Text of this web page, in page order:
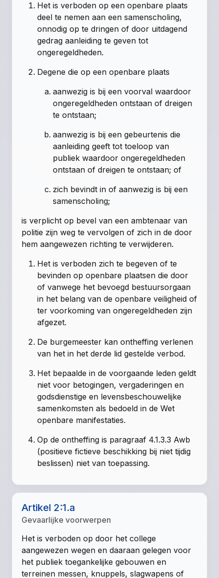
Het is verboden op een openbare plaats
deel te nemen aan een samenscholing,
onnodig op te dringen of door uitdagend
gedrag aanleiding te geven tot
ongeregeldheden.
Degene die op een openbare plaats
aanwezig is bij een voorval waardoor
ongeregeldheden ontstaan of dreigen
te ontstaan;
aanwezig is bij een gebeurtenis die
aanleiding geeft tot toeloop van
publiek waardoor ongeregeldheden
ontstaan of dreigen te ontstaan; of
zich bevindt in of aanwezig is bij een
samenscholing;
is verplicht op bevel van een ambtenaar van
politie zijn weg te vervolgen of zich in de door
hem aangewezen richting te verwijderen.
Het is verboden zich te begeven of te
bevinden op openbare plaatsen die door
of vanwege het bevoegd bestuursorgaan
in het belang van de openbare veiligheid of
ter voorkoming van ongeregeldheden zijn
afgezet.
De burgemeester kan ontheffing verlenen
van het in het derde lid gestelde verbod.
Het bepaalde in de voorgaande leden geldt
niet voor betogingen, vergaderingen en
godsdienstige en levensbeschouwelijke
samenkomsten als bedoeld in de Wet
openbare manifestaties.
Op de ontheffing is paragraaf 4.1.3.3 Awb
(positieve fictieve beschikking bij niet tijdig
beslissen) niet van toepassing.
Artikel 2:1.a
Gevaarlijke voorwerpen
Het is verboden op door het college
aangewezen wegen en daaraan gelegen voor
het publiek toegankelijke gebouwen en
terreinen messen, knuppels, slagwapens of